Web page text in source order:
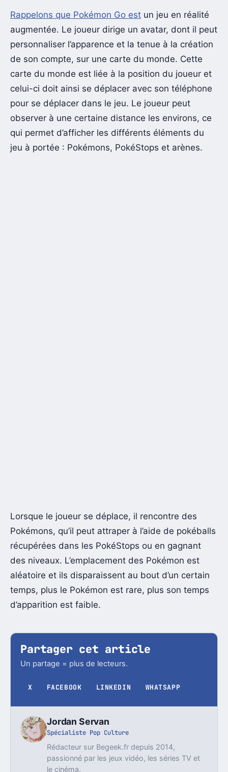
Rappelons que Pokémon Go est un jeu en réalité
augmentée. Le joueur dirige un avatar, dont il peut
personnaliser l’apparence et la tenue à la création
de son compte, sur une carte du monde. Cette
carte du monde est liée à la position du joueur et
celui-ci doit ainsi se déplacer avec son téléphone
pour se déplacer dans le jeu. Le joueur peut
observer à une certaine distance les environs, ce
qui permet d’afficher les différents éléments du
jeu à portée : Pokémons, PokéStops et arènes.
Lorsque le joueur se déplace, il rencontre des
Pokémons, qu’il peut attraper à l’aide de pokéballs
récupérées dans les PokéStops ou en gagnant
des niveaux. L’emplacement des Pokémon est
aléatoire et ils disparaissent au bout d’un certain
temps, plus le Pokémon est rare, plus son temps
d’apparition est faible.
Partager cet article
Un partage = plus de lecteurs.
X FACEBOOK LINKEDIN WHATSAPP
Jordan Servan
Spécialiste Pop Culture
Rédacteur sur Begeek.fr depuis 2014,
passionné par les jeux vidéo, les séries TV et
le cinéma.